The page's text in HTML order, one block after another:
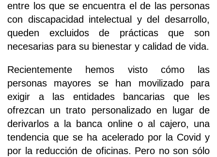
entre los que se encuentra el de las personas
con discapacidad intelectual y del desarrollo,
queden excluidos de prácticas que son
necesarias para su bienestar y calidad de vida.
Recientemente hemos visto cómo las
personas mayores se han movilizado para
exigir a las entidades bancarias que les
ofrezcan un trato personalizado en lugar de
derivarlos a la banca online o al cajero, una
tendencia que se ha acelerado por la Covid y
por la reducción de oficinas. Pero no son sólo